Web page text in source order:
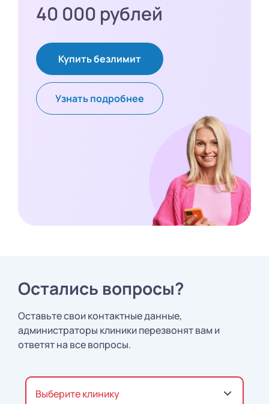
40 000 рублей
Купить безлимит
Узнать подробнее
Остались вопросы?
Оставьте свои контактные данные,
администраторы клиники перезвонят вам и
ответят на все вопросы.
Выберите клинику